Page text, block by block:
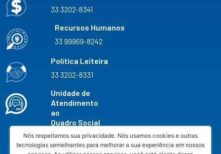
Nós respeitamos sua privacidade. Nós usamos cookies e outras
tecnologias semelhantes para melhorar a sua experiência em nossos
33 3202-8341
Recursos Humanos
33 99969-8242
Política Leiteira
33 3202-8331
Unidade de
Atendimento
ao
Quadro Social
33 3202-8327